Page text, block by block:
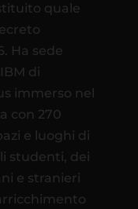
quale
Ha sede
di
immerso nel
con 270
e luoghi di
studenti, dei
e stranieri